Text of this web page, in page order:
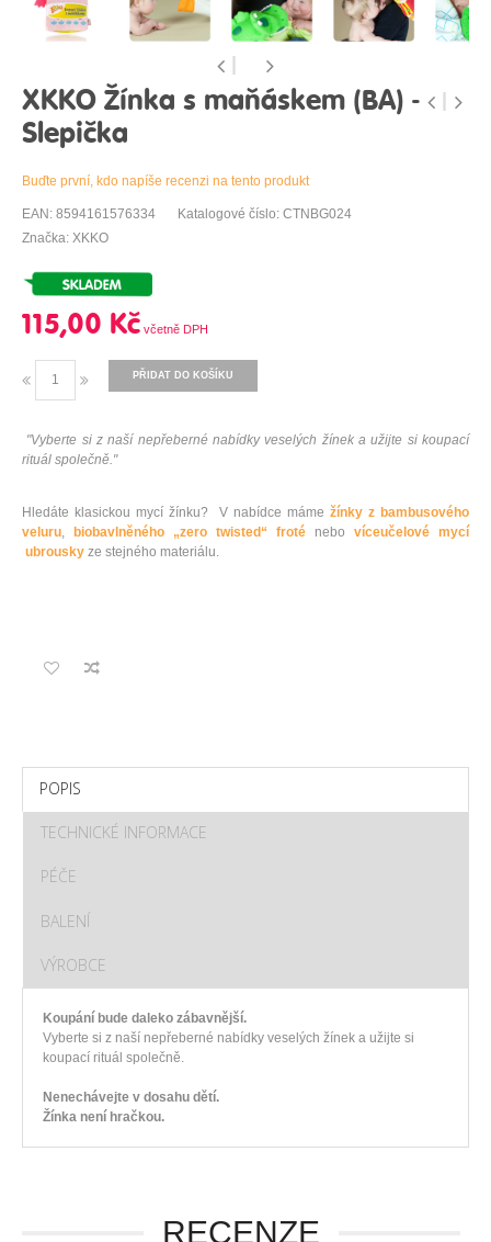
XKKO Žínka s maňáskem (BA) -
Slepička
Buďte první, kdo napíše recenzi na tento produkt
EAN: 8594161576334
Katalogové číslo: CTNBG024
Značka: XKKO
115,00 Kč
PŘIDAT DO KOŠÍKU
"Vyberte si z naší nepřeberné nabídky veselých žínek a užijte si koupací
rituál společně."
Hledáte klasickou mycí žínku? V nabídce máme žínky z bambusového
veluru, biobavlněného „zero twisted“ froté nebo víceučelové mycí
ubrousky ze stejného materiálu.
POPIS
TECHNICKÉ INFORMACE
PÉČE
BALENÍ
VÝROBCE
Koupání bude daleko zábavnější.
Vyberte si z naší nepřeberné nabídky veselých žínek a užijte si
koupací rituál společně.
Nenechávejte v dosahu dětí.
Žínka není hračkou.
RECENZE